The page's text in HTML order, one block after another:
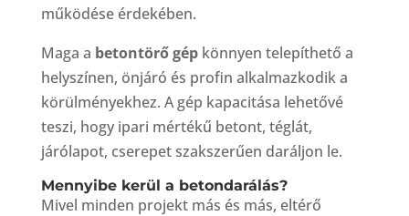
működése érdekében.
Maga a betontörő gépkönnyen telepíthető a
helyszínen, önjáró és profin alkalmazkodik a
körülményekhez. A gép kapacitása lehetővé
teszi, hogy ipari mértékű betont, téglát,
járólapot, cserepet szakszerűen daráljon le.
Mennyibe kerül a betondarálás?
Mivel minden projekt más és más, eltérő